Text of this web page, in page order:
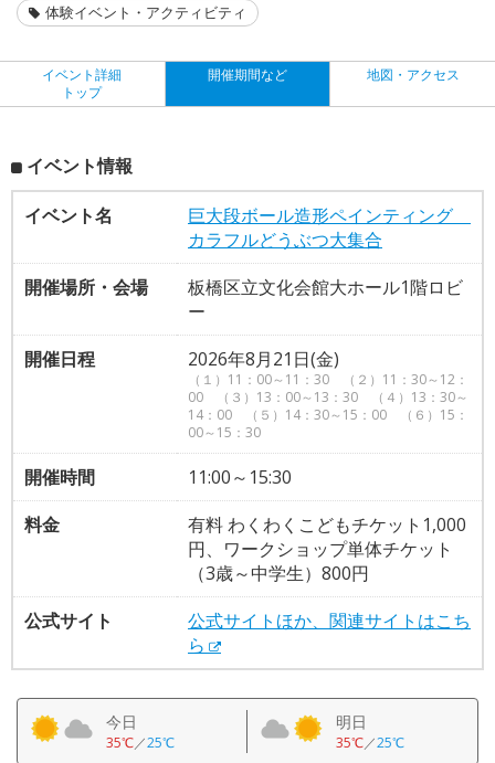
体験イベント・アクティビティ
イベント詳細
トップ
開催期間など 地図・アクセス
イベント情報
イベント名
巨大段ボール造形ペインティング
カラフルどうぶつ大集合
開催場所・会場
板橋区立文化会館大ホール1階ロビ
ー
開催日程
2026年8月21日(金)
（１）11：00～11：30 （２）11：30～12：
00 （３）13：00～13：30 （４）13：30～
14：00 （５）14：30～15：00 （６）15：
00～15：30
開催時間
11:00～15:30
料金
有料 わくわくこどもチケット1,000
円、ワークショップ単体チケット
（3歳～中学生）800円
公式サイト
公式サイトほか、関連サイトはこち
ら
今日
35℃／25℃
明日
35℃／25℃